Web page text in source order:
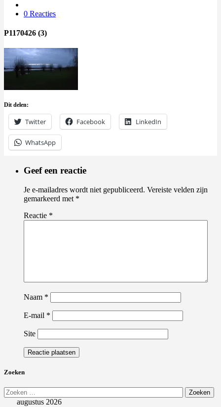
0 Reacties
P1170426 (3)
Dit delen:
Twitter Facebook LinkedIn
WhatsApp
Geef een reactie
Je e-mailadres wordt niet gepubliceerd. Vereiste velden zijn
gemarkeerd met *
Reactie *
Naam *
E-mail *
Site
Zoeken
Zoeken
naar:augustus 2026